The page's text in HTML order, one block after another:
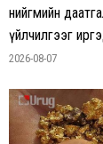
нийгмийн
үйлчилгээг
2026-08-07